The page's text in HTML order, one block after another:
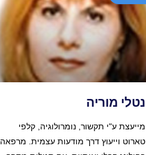
נטלי מוריה
מייעצת ע"י תקשור, נומרולוגיה, קלפי
טארוט וייעוץ דרך מודעות עצמית. מרפאה